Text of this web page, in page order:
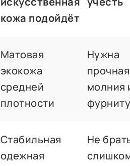
кожа подойдёт
Матовая
экокожа
средней
плотности
Нужна
прочная
молния
Стабильная
одежная
Не